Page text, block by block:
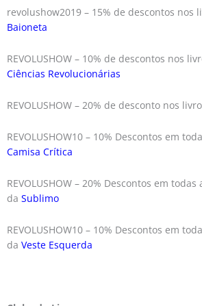
revolushow2019 – 15% de descontos nos
Baioneta
REVOLUSHOW – 10% de descontos nos
Ciências Revolucionárias
REVOLUSHOW – 20% de desconto nos
REVOLUSHOW10 – 10% Descontos em
Camisa Crítica
REVOLUSHOW – 20% Descontos em
da Sublimo
REVOLUSHOW10 – 10% Descontos em
da Veste Esquerda